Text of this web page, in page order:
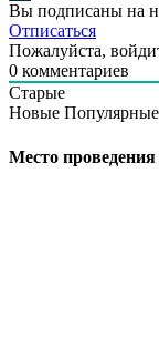
Вы подписаны на
Отписаться
Пожалуйста,
0 комментариев
Старые
Новые Популярные
Место проведения